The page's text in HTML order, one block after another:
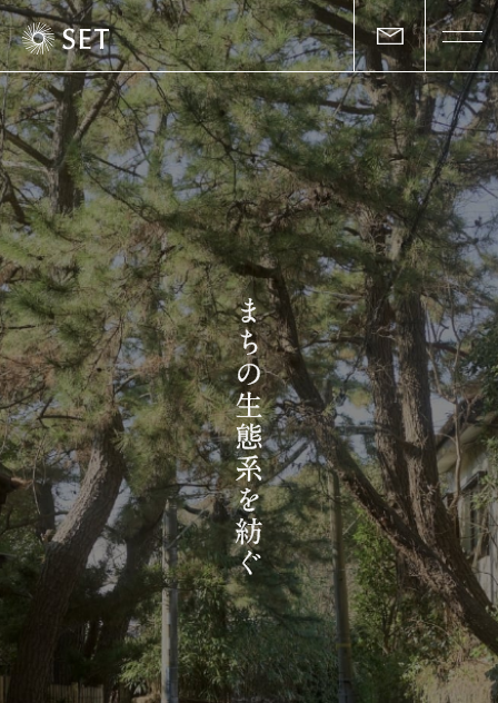
私たちについて
セットの志と行動
事業一覧
物件一覧
お客様の声
マガジン
お知らせ・イベント
会社概要・アクセス
スタッフ紹介
プライバシーポリシー